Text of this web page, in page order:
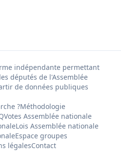
indépendante permettant
députés de l'Assemblée
de données publiques
?Méthodologie
Votes Assemblée nationale
Lois Assemblée nationale
Espace groupes
légalesContact